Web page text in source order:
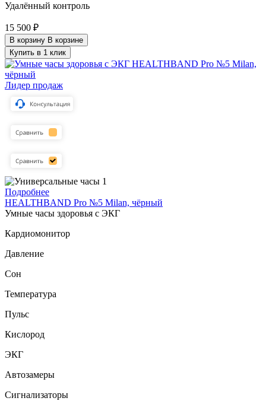
Удалённый контроль
15 500 ₽
В корзину В корзине
Купить в 1 клик
Лидер продаж
Подробнее
HEALTHBAND Pro №5 Milan, чёрный
Умные часы здоровья с ЭКГ
Кардиомонитор
Давление
Сон
Температура
Пульс
Кислород
ЭКГ
Автозамеры
Сигнализаторы